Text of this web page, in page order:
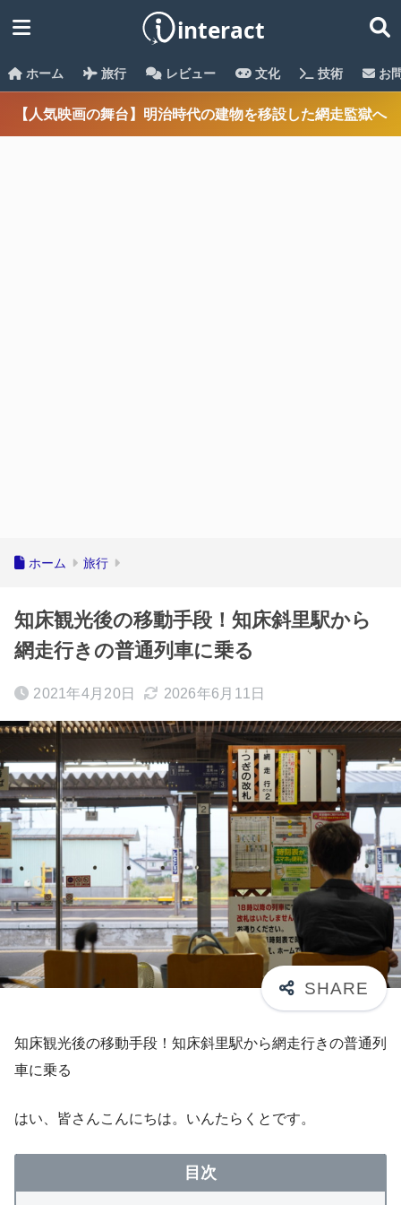
ホーム 旅行 レビュー 文化 技術 お
【人気映画の舞台】明治時代の建物を移設した網走監獄へ
ホーム 旅行
知床観光後の移動手段！知床斜里駅から
網走行きの普通列車に乗る
2021年4月20日 2026年6月11日
知床観光後の移動手段！知床斜里駅から網走行きの普通列
車に乗る
はい、皆さんこんにちは。いんたらくとです。
目次